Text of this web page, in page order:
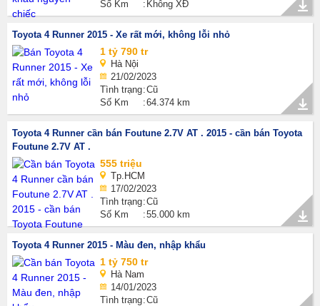
Số Km
Không XĐ
Toyota 4 Runner 2015 - Xe rất mới, không lỗi nhỏ
1 tỷ 790 tr
Hà Nội
21/02/2023
Tình trạng Cũ
Số Km
64.374 km
Toyota 4 Runner cần bán Foutune 2.7V AT . 2015 - cần bán Toyota
Foutune 2.7V AT .
555 triệu
Tp.HCM
17/02/2023
Tình trạng Cũ
Số Km
55.000 km
Toyota 4 Runner 2015 - Màu đen, nhập khẩu
1 tỷ 750 tr
Hà Nam
14/01/2023
Tình trạng Cũ